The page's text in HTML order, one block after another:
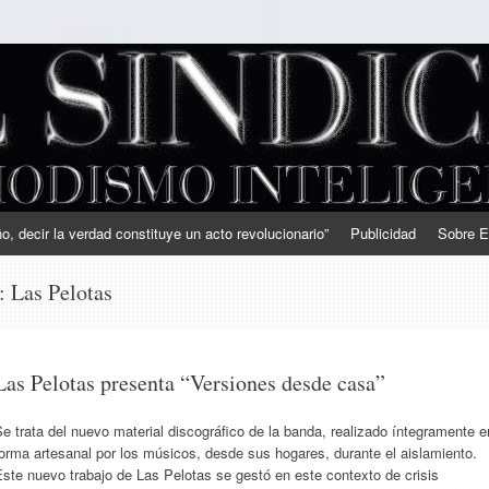
decir la verdad constituye un acto revolucionario” Publicidad Sobre
Las Pelotas
Pelotas presenta “Versiones desde casa”
trata del nuevo material discográfico de la banda, realizado íntegramente
artesanal por los músicos, desde sus hogares, durante el aislamiento.
nuevo trabajo de Las Pelotas se gestó en este contexto de crisis